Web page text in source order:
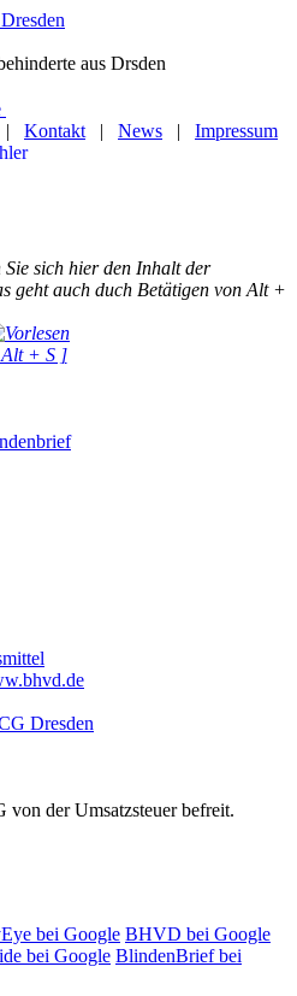
aus Drsden
| Kontakt | News |
Impressum
sich hier den Inhalt der
geht auch duch Betätigen von Alt +
+ S ]
Dresden
der Umsatzsteuer befreit.
bei Google BHVD bei Google
bei Google BlindenBrief bei